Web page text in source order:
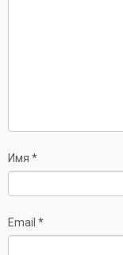
Имя *
Email *